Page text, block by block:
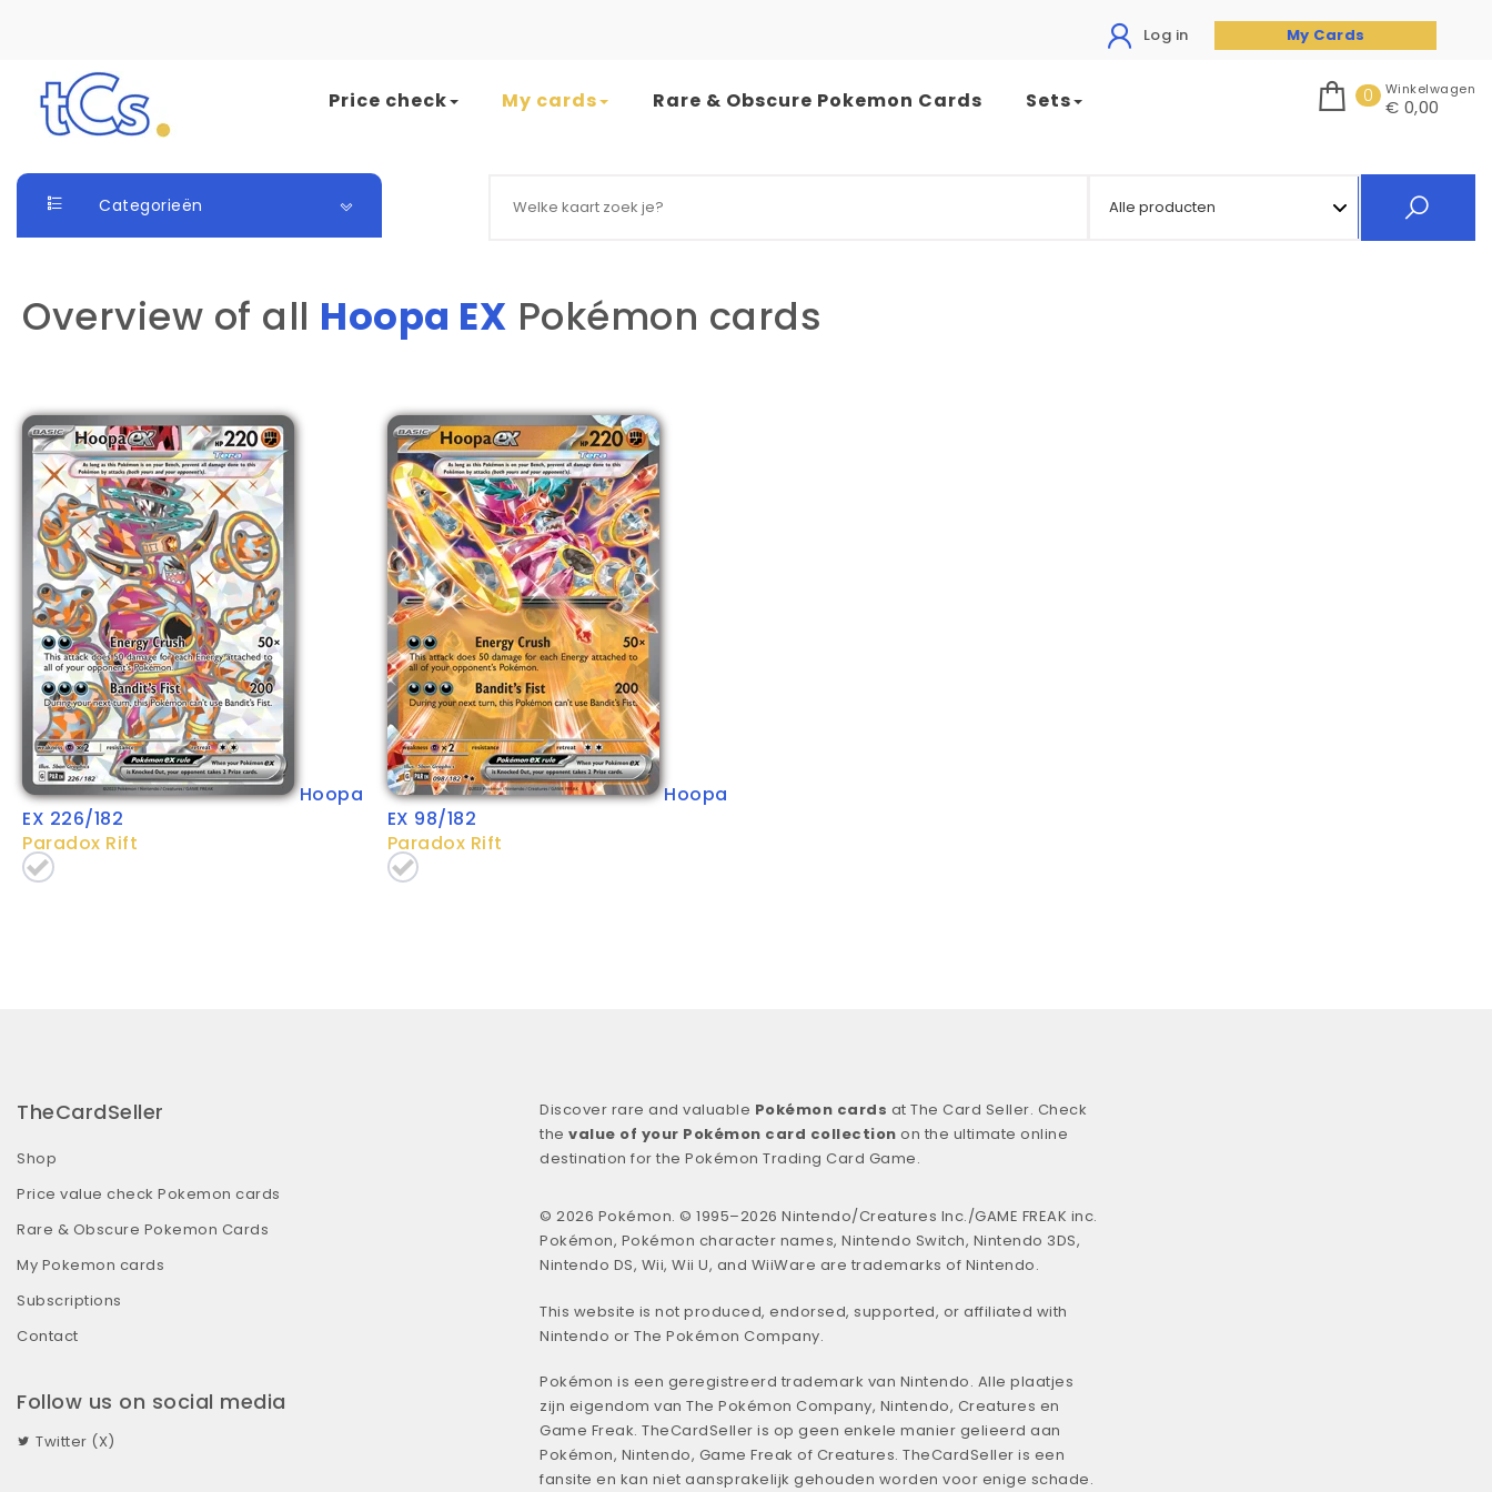
Log in My Cards
Skip to content
Price check My cards Rare & Obscure Pokemon Cards Sets 0 Winkelwagen
€ 0,00
Categorieën
Overview of all Hoopa EX Pokémon cards
Hoopa
EX 226/182
Paradox Rift
Hoopa
EX 98/182
Paradox Rift
TheCardSeller
Shop
Price value check Pokemon cards
Rare & Obscure Pokemon Cards
My Pokemon cards
Subscriptions
Contact
Follow us on social media
Twitter (X)
Discover rare and valuable Pokémon cards at The Card Seller. Check
the value of your Pokémon card collection on the ultimate online
destination for the Pokémon Trading Card Game.
© 2026 Pokémon. © 1995–2026 Nintendo/Creatures Inc./GAME FREAK inc.
Pokémon, Pokémon character names, Nintendo Switch, Nintendo 3DS,
Nintendo DS, Wii, Wii U, and WiiWare are trademarks of Nintendo.
This website is not produced, endorsed, supported, or affiliated with
Nintendo or The Pokémon Company.
Pokémon is een geregistreerd trademark van Nintendo. Alle plaatjes
zijn eigendom van The Pokémon Company, Nintendo, Creatures en
Game Freak. TheCardSeller is op geen enkele manier gelieerd aan
Pokémon, Nintendo, Game Freak of Creatures. TheCardSeller is een
fansite en kan niet aansprakelijk gehouden worden voor enige schade.